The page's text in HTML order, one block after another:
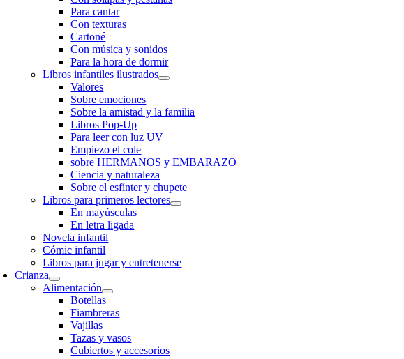
Para cantar
Con texturas
Cartoné
Con música y sonidos
Para la hora de dormir
Libros infantiles ilustrados
Valores
Sobre emociones
Sobre la amistad y la familia
Libros Pop-Up
Para leer con luz UV
Empiezo el cole
sobre HERMANOS y EMBARAZO
Ciencia y naturaleza
Sobre el esfínter y chupete
Libros para primeros lectores
En mayúsculas
En letra ligada
Novela infantil
Cómic infantil
Libros para jugar y entretenerse
Crianza
Alimentación
Botellas
Fiambreras
Vajillas
Tazas y vasos
Cubiertos y accesorios